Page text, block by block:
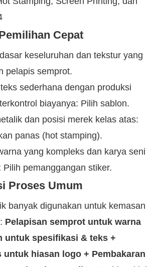
Cepat
keseluruhan dan tekstur yang
pelapis semprot.
sederhana dengan produksi
biayanya: Pilih sablon.
dan posisi merek kelas atas:
panas (hot stamping).
yang kompleks dan karya seni
Pilih pemanggangan stiker.
Proses Umum
banyak digunakan untuk kemasan
Pelapisan semprot untuk warna
untuk spesifikasi & teks +
untuk hiasan logo + Pembakaran